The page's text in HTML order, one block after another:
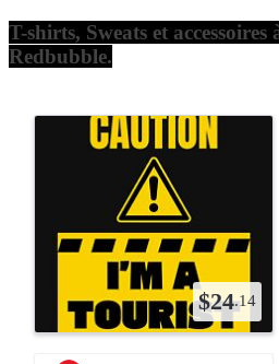
T-shirts, Sweats et accessoires
Redbubble.